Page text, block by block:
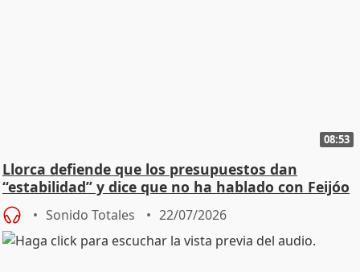
08:53
Llorca defiende que los presupuestos dan
“estabilidad” y dice que no ha hablado con Feijóo
Sonido Totales 22/07/2026